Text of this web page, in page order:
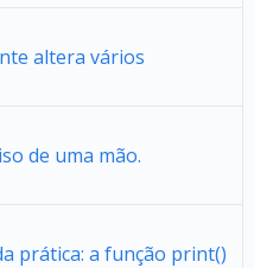
altera vários
de uma mão.
prática: a função print()